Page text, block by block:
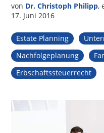
von Dr. Christoph Philipp,
17. Juni 2016
Estate Planning
Nachfolgeplanung
Erbschaftssteuerrecht